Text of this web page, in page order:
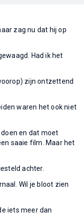
zag nu dat hij op
Had ik het
zijn ontzettend
waren het ook niet
en dat moet
saaie film. Maar het
achter.
Wil je bloot zien
iets meer dan